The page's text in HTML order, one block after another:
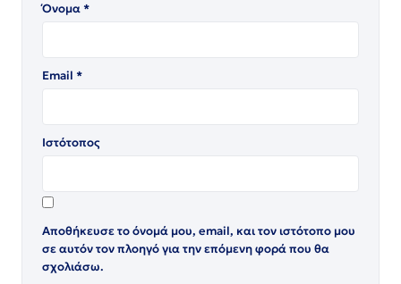
Όνομα*
Email *
Ιστότοπος
Αποθήκευσε το όνομά μου, email, και τον ιστότοπο μου
σε αυτόν τον πλοηγό για την επόμενη φορά που θα
σχολιάσω.